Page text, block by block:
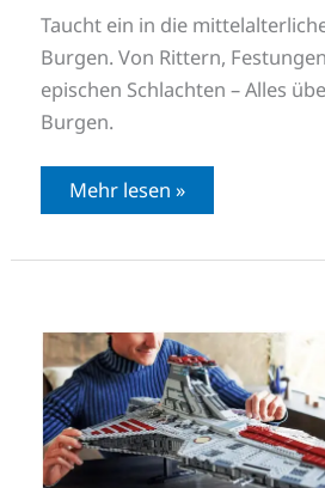
Taucht ein in die
Burgen. Von Rittern,
epischen Schlachten – Alles
Burgen.
Mehr lesen »
LEGO
Star
Wars
Republikanischer
Angriffskreuzer
der
Venator-
Klasse